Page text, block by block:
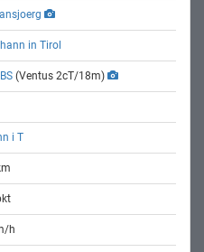
in Tirol
(Ventus 2cT/18m)
i T
h